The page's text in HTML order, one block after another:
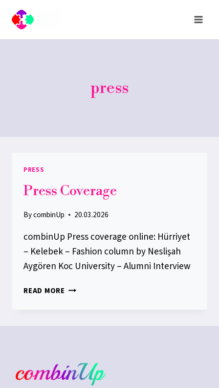
content
press
PRESS
Press Coverage
BycombinUp 20.03.2026
combinUp Press coverage online: Hürriyet
– Kelebek – Fashion column by Neslişah
Aygören Koc University – Alumni Interview
READ MORE PRESS